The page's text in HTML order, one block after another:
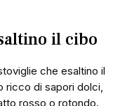
il cibo
che esaltino il
ricco di sapori dolci,
rosso o rotondo.